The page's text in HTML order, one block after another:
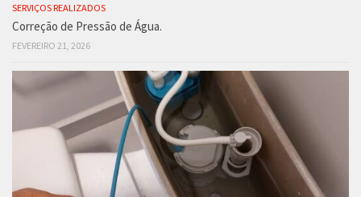
SERVIÇOS REALIZADOS
Correção de Pressão de Água.
FEVEREIRO 21, 2026